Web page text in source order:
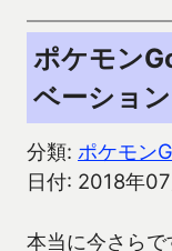
ポケモン
ベーション
分類: ポケモン
日付: 2018年
本当に今さら